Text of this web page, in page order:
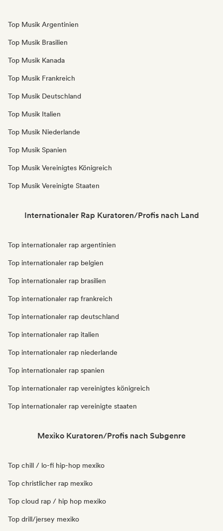
Top Musik Argentinien
Top Musik Brasilien
Top Musik Kanada
Top Musik Frankreich
Top Musik Deutschland
Top Musik Italien
Top Musik Niederlande
Top Musik Spanien
Top Musik Vereinigtes Königreich
Top Musik Vereinigte Staaten
Internationaler Rap Kuratoren/Profis nach Land
Top internationaler rap argentinien
Top internationaler rap belgien
Top internationaler rap brasilien
Top internationaler rap frankreich
Top internationaler rap deutschland
Top internationaler rap italien
Top internationaler rap niederlande
Top internationaler rap spanien
Top internationaler rap vereinigtes königreich
Top internationaler rap vereinigte staaten
Mexiko Kuratoren/Profis nach Subgenre
Top chill / lo-fi hip-hop mexiko
Top christlicher rap mexiko
Top cloud rap / hip hop mexiko
Top drill/jersey mexiko